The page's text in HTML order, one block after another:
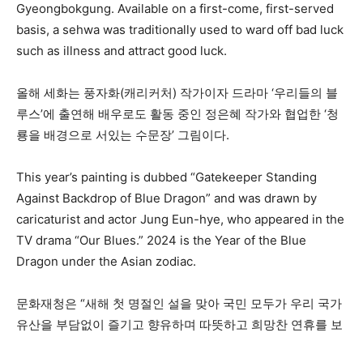
Gyeongbokgung. Available on a first-come, first-served
basis, a sehwa was traditionally used to ward off bad luck
such as illness and attract good luck.
올해 세화는 풍자화(캐리커처) 작가이자 드라마 ‘우리들의 블
루스’에 출연해 배우로도 활동 중인 정은혜 작가와 협업한 ‘청
룡을 배경으로 서있는 수문장’ 그림이다.
This year’s painting is dubbed “Gatekeeper Standing
Against Backdrop of Blue Dragon” and was drawn by
caricaturist and actor Jung Eun-hye, who appeared in the
TV drama “Our Blues.” 2024 is the Year of the Blue
Dragon under the Asian zodiac.
문화재청은 “새해 첫 명절인 설을 맞아 국민 모두가 우리 국가
유산을 부담없이 즐기고 향유하며 따뜻하고 희망찬 연휴를 보